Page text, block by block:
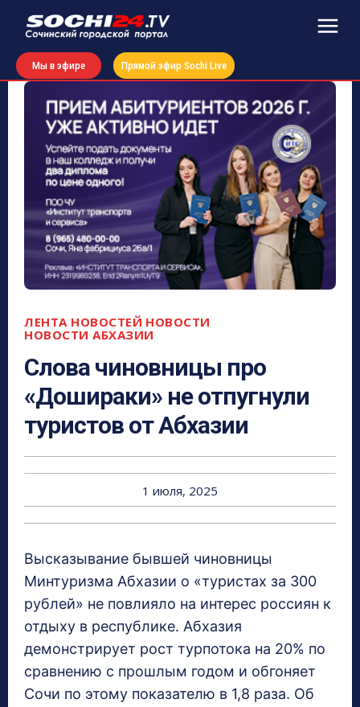
Мы в эфире Прямой эфир Sochi Live
ЛЕНТА НОВОСТЕЙ НОВОСТИ
НОВОСТИ АБХАЗИИ
Слова чиновницы про
«Дошираки» не отпугнули
туристов от Абхазии
1 июля, 2025
Высказывание бывшей чиновницы
Минтуризма Абхазии о «туристах за 300
рублей» не повлияло на интерес россиян к
отдыху в республике. Абхазия
демонстрирует рост турпотока на 20% по
сравнению с прошлым годом и обгоняет
Сочи по этому показателю в 1,8 раза. Об